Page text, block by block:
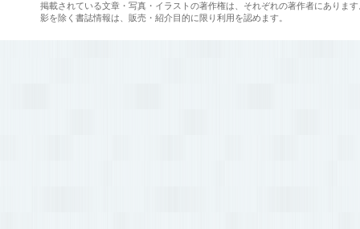
掲載されている文章・写真・イラストの著作権は、それぞれの著作者にありま
影を除く書誌情報は、販売・紹介目的に限り利用を認めます。